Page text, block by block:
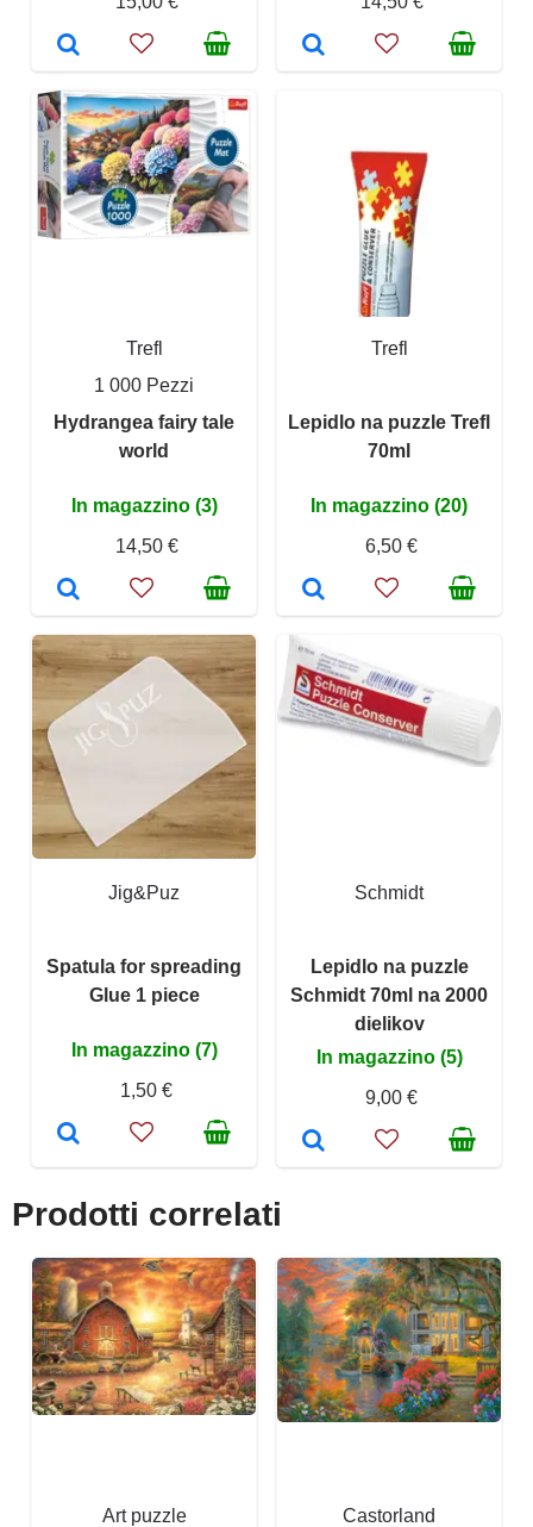
Trefl
1 000 Pezzi
Hydrangea fairy tale
world
In magazzino (3)
14,50 €
Trefl
Lepidlo na puzzle Trefl
70ml
In magazzino (20)
6,50 €
Jig&Puz
Spatula for spreading
Glue 1 piece
In magazzino (7)
1,50 €
Schmidt
Lepidlo na puzzle
Schmidt 70ml na 2000
dielikov
In magazzino (5)
9,00 €
Prodotti correlati
Art puzzle
Castorland